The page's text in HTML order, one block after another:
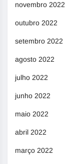
novembro 2022
outubro 2022
setembro 2022
agosto 2022
julho 2022
junho 2022
maio 2022
abril 2022
março 2022